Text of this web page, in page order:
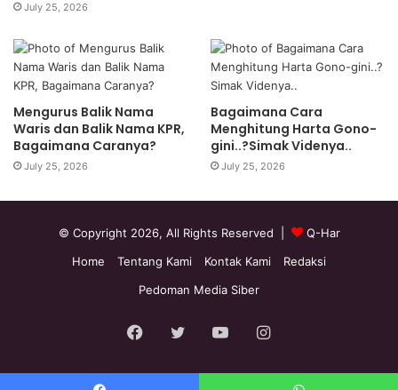
July 25, 2026
Mengurus Balik Nama
Waris dan Balik Nama KPR,
Bagaimana Caranya?
July 25, 2026
Bagaimana Cara
Menghitung Harta Gono-
gini..?Simak Videnya..
July 25, 2026
© Copyright 2026, All Rights Reserved |
Q-Har
Home
Tentang Kami Kontak Kami
Redaksi
Pedoman Media Siber
Facebook
Twitter YouTubeInstagram